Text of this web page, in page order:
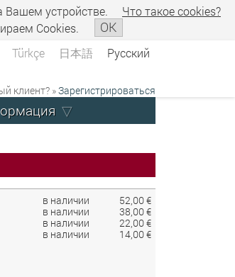
Вашем устройстве.
Что такое сookies?
Cookies.
OK
Türkçe 日本語 Русский
клиент? »Зарегистрироваться
в наличии
52,00 €
в наличии
38,00 €
в наличии
22,00 €
в наличии
14,00 €